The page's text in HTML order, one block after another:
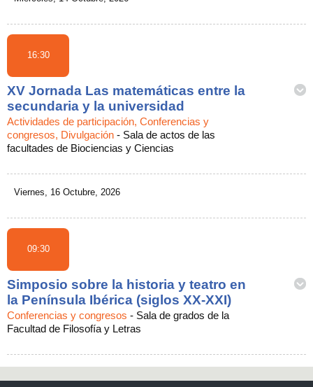
16:30
XV Jornada Las matemáticas entre la
secundaria y la universidad
Actividades de participación, Conferencias y
congresos, Divulgación - Sala de actos de las
facultades de Biociencias y Ciencias
Viernes, 16 Octubre, 2026
09:30
Simposio sobre la historia y teatro en
la Península Ibérica (siglos XX-XXI)
Conferencias y congresos - Sala de grados de la
Facultad de Filosofía y Letras